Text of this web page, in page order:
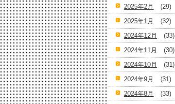
2025年2月
(29)
2025年1月
(32)
2024年12月
(33)
2024年11月
(30)
2024年10月
(31)
2024年9月
(31)
2024年8月
(33)